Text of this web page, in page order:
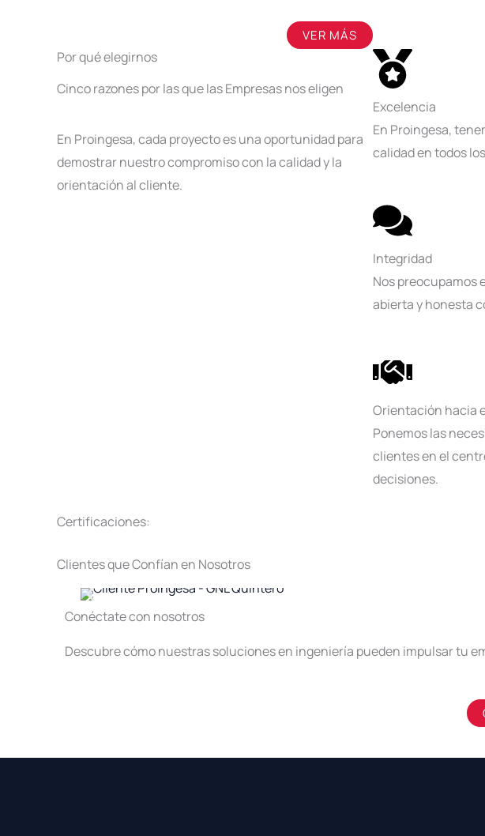
VER MÁS
Por qué elegirnos
Cinco razones por las que las Empresas nos eligen
En Proingesa, cada proyecto es una oportunidad para
demostrar nuestro compromiso con la calidad y la
orientación al cliente.
Excelencia
En Proingesa,
calidad en todos
Integridad
Nos preocupamos
abierta y honesta
Orientación hacia
Ponemos las
clientes en el
decisiones.
Certificaciones:
Clientes que Confían en Nosotros
Conéctate con nosotros
Descubre cómo nuestras soluciones en ingeniería pueden impulsar tu